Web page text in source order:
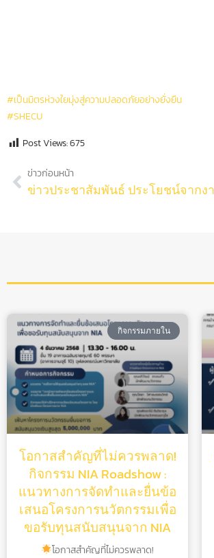
#เป็นมิตรห่วงใยมุ่งสู่ความปลอดภัยอย่างยั่งยืน
#SHECU
Post Views:675
ข่าวก่อนหน้า
กิจกรรมภายใน
โอกาสสำคัญที่ไม่ควรพลาด!
กิจกรรม NIA Roadshow :
แนวทางการจัดทำและยื่นข้อ
เสนอโครงการนวัตกรรมเพื่อ
ขอรับทุนสนับสนุนจาก NIA
โอกาสสำคัญที่ไม่ควรพลาด!